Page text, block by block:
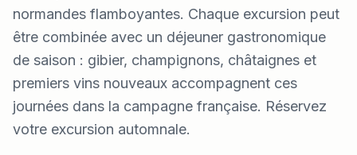
normandes flamboyantes. Chaque excursion peut
être combinée avec un déjeuner gastronomique
de saison : gibier, champignons, châtaignes et
premiers vins nouveaux accompagnent ces
journées dans la campagne française. Réservez
votre excursion automnale.